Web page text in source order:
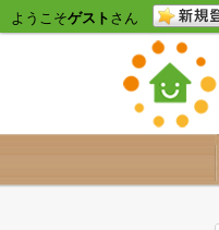
ようこそゲスト さん